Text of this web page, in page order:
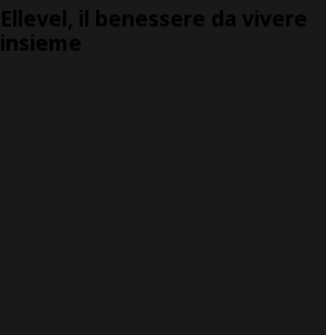
Ellevel, il benessere da vivere
insieme